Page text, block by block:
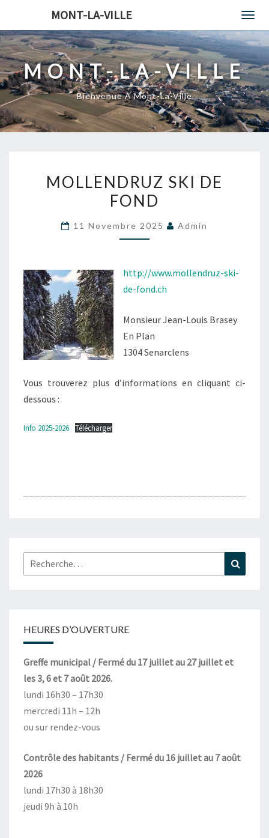
MONT-LA-VILLE
MONT-LA-VILLE
Bienvenue À Mont-La-Ville
SKI
DE
MOLLENDRUZ SKI DE
FOND
11 Novembre 2025 Admin
http://www.mollendruz-ski-
de-fond.ch
Monsieur Jean-Louis Brasey
En Plan
1304 Senarclens
Vous trouverez plus d’informations en cliquant ci-
dessous :
Info 2025-2026 Télécharger
Rechercher :
HEURES D’OUVERTURE
Greffe municipal / Fermé du 17 juillet au 27 juillet et
les 3, 6 et 7 août 2026.
lundi 16h30 – 17h30
mercredi 11h – 12h
ou sur rendez-vous
Contrôle des habitants / Fermé du 16 juillet au 7 août
2026
lundi 17h30 à 18h30
jeudi 9h à 10h